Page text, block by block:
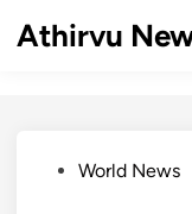
Athirvu
PostedWorld News